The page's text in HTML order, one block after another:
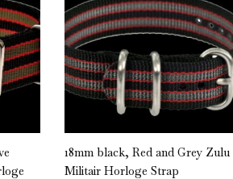
18mm black, Red and Grey Zulu
Militair Horloge Strap